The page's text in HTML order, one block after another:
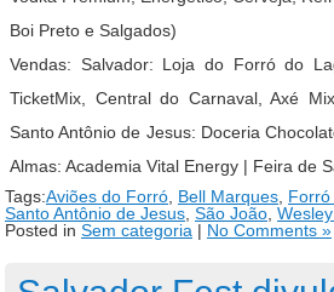
Boi Preto e Salgados)
Vendas: Salvador: Loja do Forró do
TicketMix, Central do Carnaval, Axé
Santo Antônio de Jesus: Doceria
Almas: Academia Vital Energy | Feira de
Tags:Aviões do Forró, Bell Marques,
Santo Antônio de Jesus, São João,
Posted in Sem categoria | No Comments »